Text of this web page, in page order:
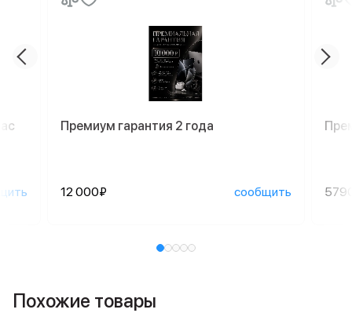
Премиум гарантия 2 года
12 000₽ сообщить
Похожие товары